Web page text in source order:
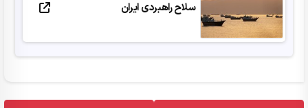
سلاح راهبردی ایران